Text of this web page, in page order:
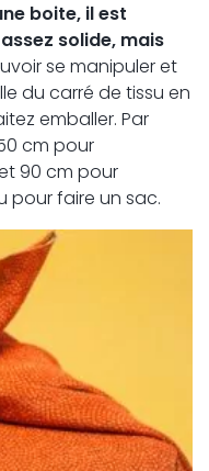
boite, il est
solide, mais
se manipuler et
du carré de tissu en
emballer. Par
cm pour
90 cm pour
pour faire un sac.